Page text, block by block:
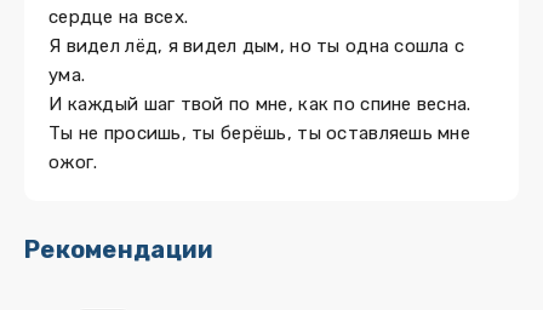
сердце на всех.
Я видел лёд, я видел дым, но ты одна сошла с
ума.
И каждый шаг твой по мне, как по спине весна.
Ты не просишь, ты берёшь, ты оставляешь мне
ожог.
Рекомендации